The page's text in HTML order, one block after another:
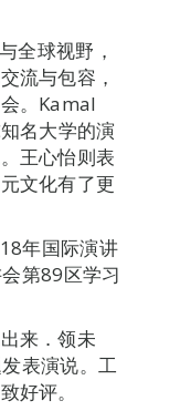
全球视野，
流与包容，
。Kamal
名大学的演
王心怡则表
文化有了更
年国际演讲
第89区学习
来．领未
表演说。工
好评。